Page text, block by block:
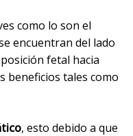
como lo son el
encuentran del lado
fetal hacia
beneficios tales como
, esto debido a que